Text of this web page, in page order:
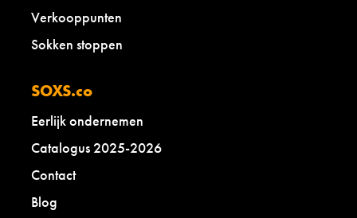
Verkooppunten
Sokken stoppen
SOXS.co
Eerlijk ondernemen
Catalogus 2025-2026
Contact
Blog